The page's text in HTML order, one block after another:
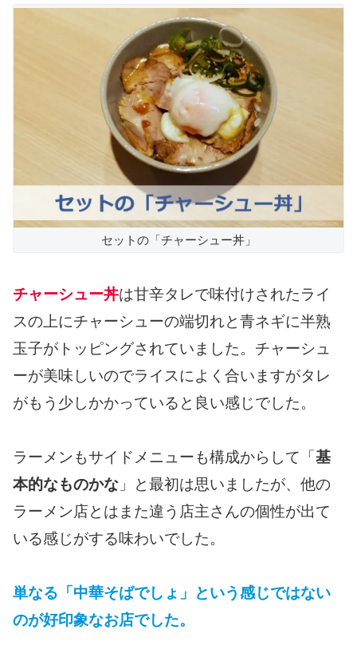
セットの「チャーシュー丼」
チャーシュー丼は甘辛タレで味付けされたライ
スの上にチャーシューの端切れと青ネギに半熟
玉子がトッピングされていました。チャーシュ
ーが美味しいのでライスによく合いますがタレ
がもう少しかかっていると良い感じでした。
ラーメンもサイドメニューも構成からして「基
本的なものかな 」と最初は思いましたが、他の
ラーメン店とはまた違う店主さんの個性が出て
いる感じがする味わいでした。
単なる「中華そばでしょ」という感じではない
のが好印象なお店でした。